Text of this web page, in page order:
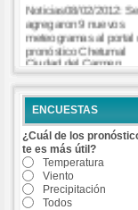
Noticias08/02/2012: Se
agregaron 9 nuevos
meteogramas al portal
pronóstico Chetumal
Ciudad del Carmen
Coatzacoalcos
Isla Mujeres
Progreso Tuxpan
Read more...
ENCUESTAS
¿Cuál de los
te es más útil?
Temperatura
Viento
Precipitación
Todos